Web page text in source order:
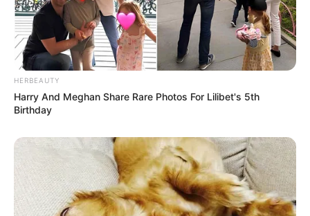
HERBEAUTY
Harry And Meghan Share Rare Photos For Lilibet's 5th
Birthday